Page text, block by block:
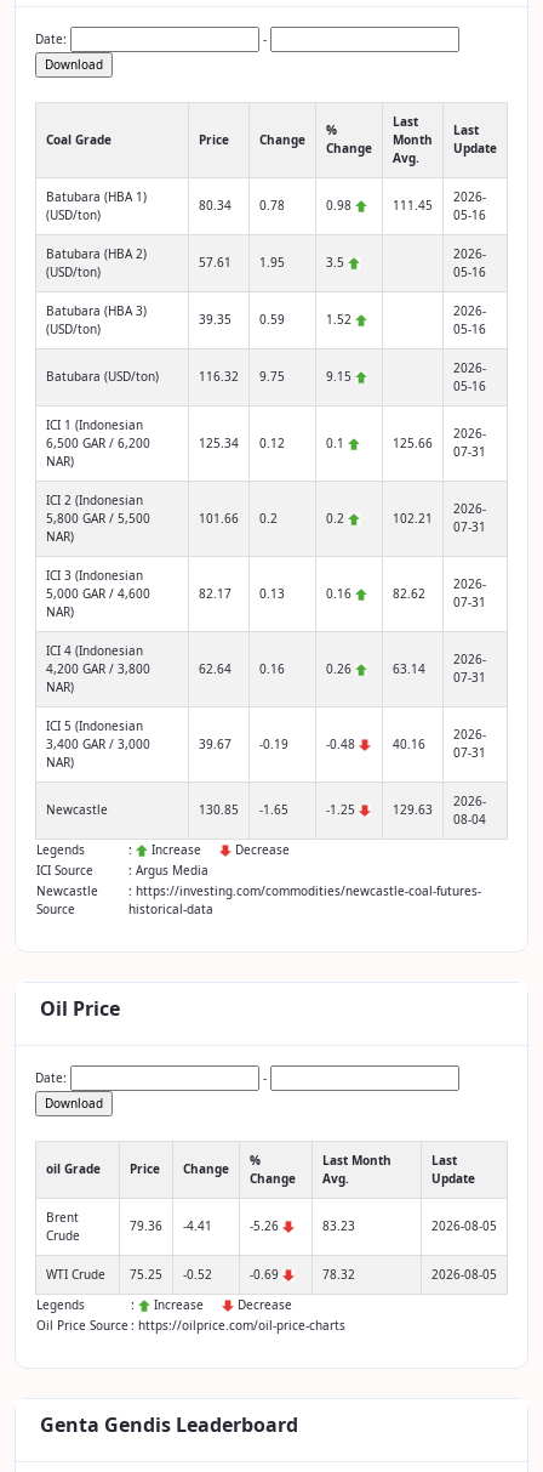
Date:
-
Download
Coal Grade Price Change
%
Change
Last
Month
Avg.
Last
Update
Batubara (HBA 1)
(USD/ton)
80.34 0.78 0.98 111.45
2026-
05-16
Batubara (HBA 2)
(USD/ton)
57.61 1.95 3.5
2026-
05-16
Batubara (HBA 3)
(USD/ton)
39.35 0.59 1.52
2026-
05-16
Batubara (USD/ton) 116.32 9.75 9.15
2026-
05-16
ICI 1 (Indonesian
6,500 GAR / 6,200
NAR)
125.34 0.12 0.1 125.66
2026-
07-31
ICI 2 (Indonesian
5,800 GAR / 5,500
NAR)
101.66 0.2 0.2 102.21
2026-
07-31
ICI 3 (Indonesian
5,000 GAR / 4,600
NAR)
82.17 0.13 0.16 82.62
2026-
07-31
ICI 4 (Indonesian
4,200 GAR / 3,800
NAR)
62.64 0.16 0.26 63.14
2026-
07-31
ICI 5 (Indonesian
3,400 GAR / 3,000
NAR)
39.67 -0.19 -0.48 40.16
2026-
07-31
Newcastle 130.85 -1.65 -1.25 129.63
2026-
08-04
Legends
: Increase
Decrease
ICI Source
: Argus Media
Newcastle
Source
: https://investing.com/commodities/newcastle-coal-futures-
historical-data
Oil Price
Date:
-
Download
oil Grade Price Change
%
Change
Last Month
Avg.
Last
Update
Brent
Crude
79.36 -4.41 -5.26 83.23 2026-08-05
WTI Crude 75.25 -0.52 -0.69 78.32
2026-08-05
Legends
: Increase
Decrease
Oil Price Source : https://oilprice.com/oil-price-charts
Genta Gendis Leaderboard